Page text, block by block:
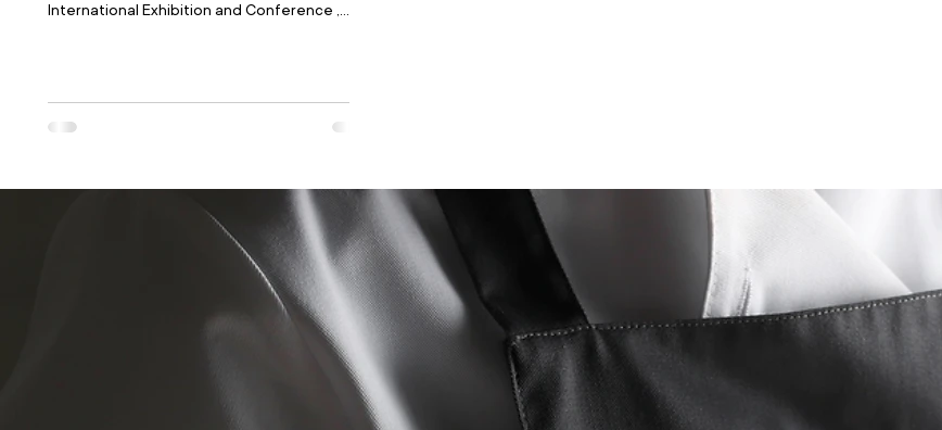
International Exhibition and Conference ,
podijelimo. Dva dana puna susreta, razmjene
iskustava i novih prilika Tokom ta dva